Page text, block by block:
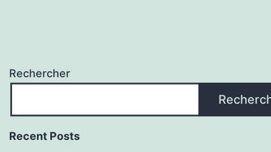
Rechercher
Recent Posts